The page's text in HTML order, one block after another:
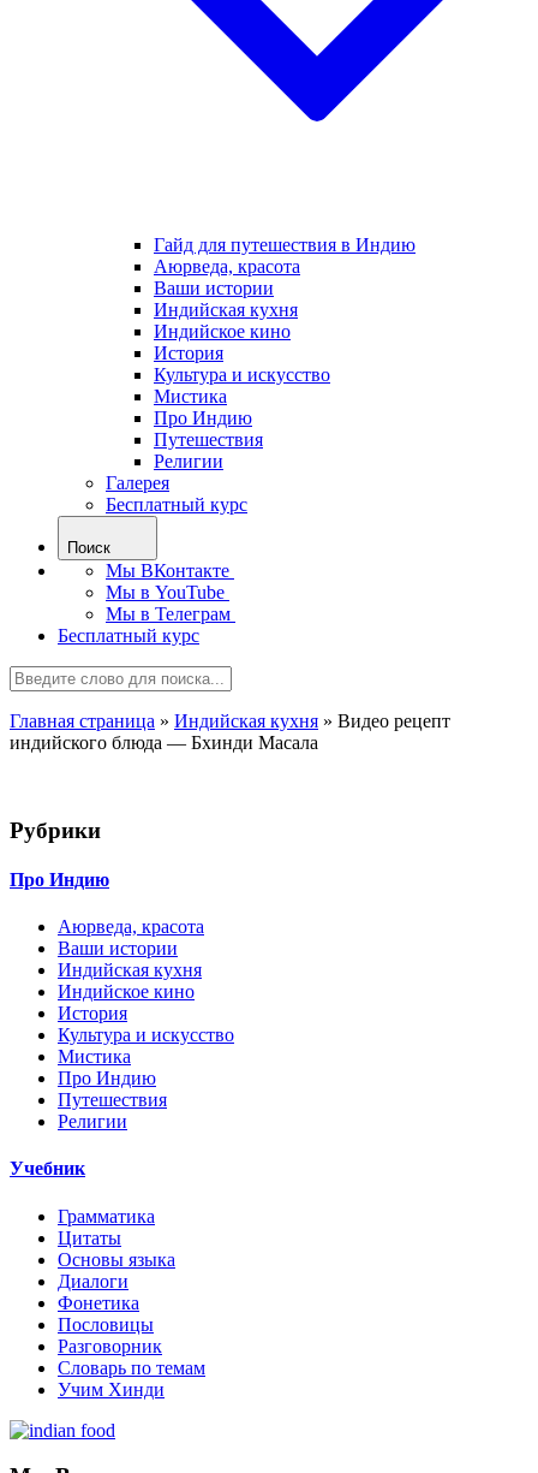
Гайд для путешествия в Индию
Аюрведа, красота
Ваши истории
Индийская кухня
Индийское кино
История
Культура и искусство
Мистика
Про Индию
Путешествия
Религии
Галерея
Бесплатный курс
Поиск
Мы ВКонтакте
Мы в YouTube
Мы в Телеграм
Бесплатный курс
Главная страница » Индийская кухня » Видео рецепт
индийского блюда — Бхинди Масала
Рубрики
Про Индию
Аюрведа, красота
Ваши истории
Индийская кухня
Индийское кино
История
Культура и искусство
Мистика
Про Индию
Путешествия
Религии
Учебник
Грамматика
Цитаты
Основы языка
Диалоги
Фонетика
Пословицы
Разговорник
Словарь по темам
Учим Хинди